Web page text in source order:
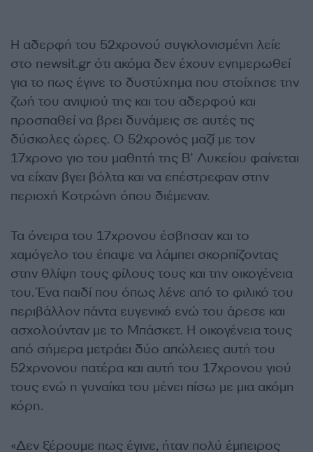
Η αδερφή του 52χρονού συγκλονισμένη λείε
στο newsit.gr ότι ακόμα δεν έχουν ενημερωθεί
για το πως έγινε το δυστύχημα που στοίχησε την
ζωή του ανιψιού της και του αδερφού και
προσπαθεί να βρει δυνάμεις σε αυτές τις
δύσκολες ώρες. Ο 52χρονός μαζί με τον
17χρονο γιο του μαθητή της Β’ Λυκείου φαίνεται
να είχαν βγει βόλτα και να επέστρεφαν στην
περιοχή Κοτρώνη όπου διέμεναν.
Τα όνειρα του 17χρονου έσβησαν και το
χαμόγελο του έπαψε να λάμπει σκορπίζοντας
στην θλίψη τους φίλους τους και την οικογένεια
του. Ένα παιδί που όπως λένε από το φιλικό του
περιβάλλον πάντα ευγενικό ενώ του άρεσε και
ασχολούνταν με το Μπάσκετ. Η οικογένεια τους
από σήμερα μετράει δύο απώλειες αυτή του
52χρνονου πατέρα και αυτή του 17χρονου γιού
τους ενώ η γυναίκα του μένει πίσω με μια ακόμη
κόρη.
«Δεν ξέρουμε πως έγινε, ήταν πολύ έμπειρος